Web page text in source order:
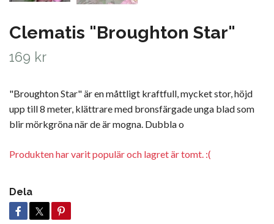
Clematis "Broughton Star"
169 kr
"Broughton Star" är en måttligt kraftfull, mycket stor, höjd
upp till 8 meter, klättrare med bronsfärgade unga blad som
blir mörkgröna när de är mogna. Dubbla o
Produkten har varit populär och lagret är tomt. :(
Dela